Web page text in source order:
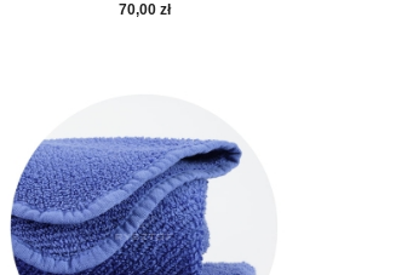
70,00 zł
do koszyka